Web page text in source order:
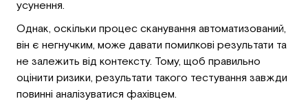
усунення.
Однак, оскільки процес сканування автоматизований,
він є негнучким, може давати помилкові результати та
не залежить від контексту. Тому, щоб правильно
оцінити ризики, результати такого тестування завжди
повинні аналізуватися фахівцем.